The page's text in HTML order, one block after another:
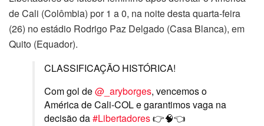
de Cali (Colômbia) por 1 a 0, na noite desta quarta-feira
(26) no estádio Rodrigo Paz Delgado (Casa Blanca), em
Quito (Equador).
CLASSIFICAÇÃO HISTÓRICA!
Com gol de@_aryborges, vencemos o
América de Cali-COL e garantimos vaga na
decisão da#Libertadores👉🧠👈